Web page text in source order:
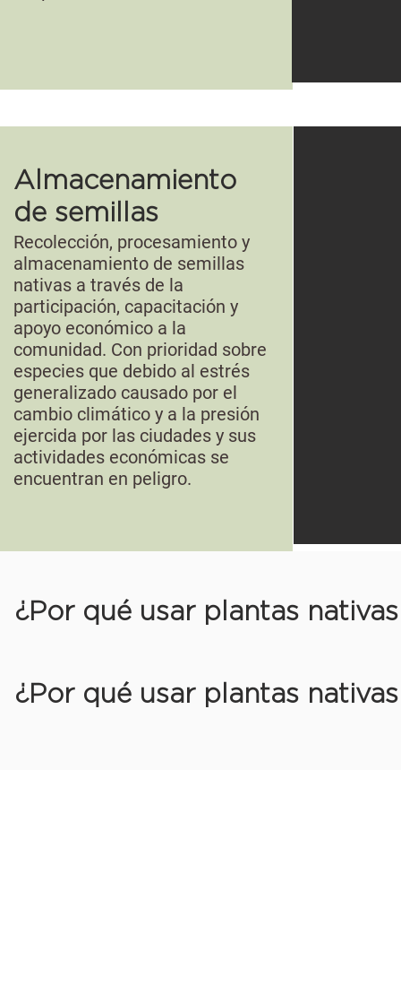
Almacenamiento
de semillas
Recolección, procesamiento y
almacenamiento de semillas
nativas a través de la
participación, capacitación y
apoyo económico a la
comunidad. Con prioridad sobre
especies que debido al estrés
generalizado causado por el
cambio climático y a la presión
ejercida por las ciudades y sus
actividades económicas se
encuentran en peligro.
¿Por qué usar plantas
¿Por qué usar plantas